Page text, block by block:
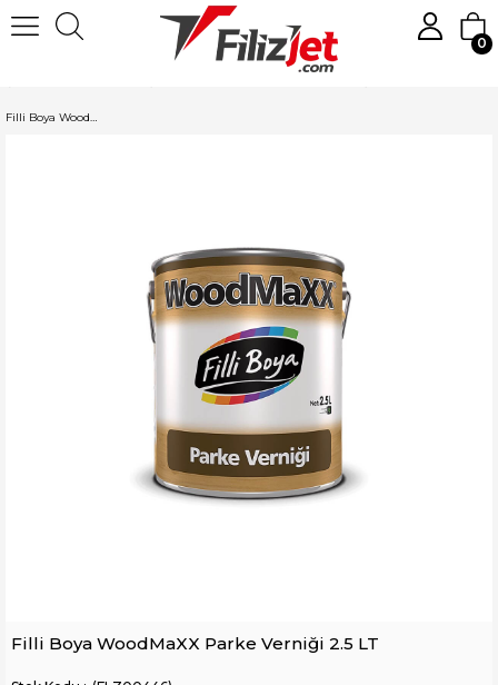
0
Filli Boya WoodMaXX Parke Verniği 2.5 LT
Filli Boya WoodMaXX Parke Verniği 2.5 LT